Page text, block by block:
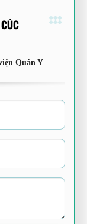
Quân Y